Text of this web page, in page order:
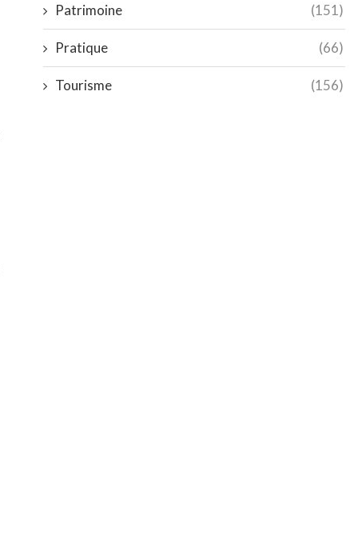
Patrimoine (151)
Pratique (66)
Tourisme (156)